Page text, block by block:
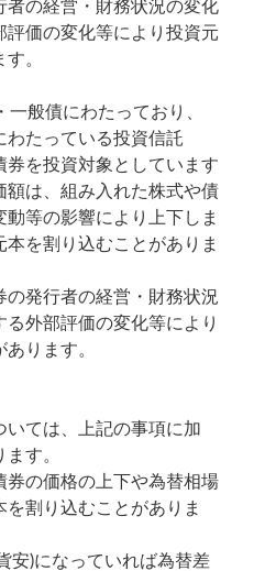
の経営・財務状況の変化
評価の変化等により投資元
。
般債にわたっており、
わたっている投資信託
を投資対象としています
額は、組み入れた株式や債
等の影響により上下しま
を割り込むことがありま
発行者の経営・財務状況
外部評価の変化等により
ります。
ては、上記の事項に加
す。
の価格の上下や為替相場
割り込むことがありま
)になっていれば為替差